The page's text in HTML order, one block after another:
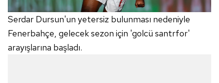
Serdar Dursun'un yetersiz bulunması nedeniyle
Fenerbahçe, gelecek sezon için 'golcü santrfor'
arayışlarına başladı.